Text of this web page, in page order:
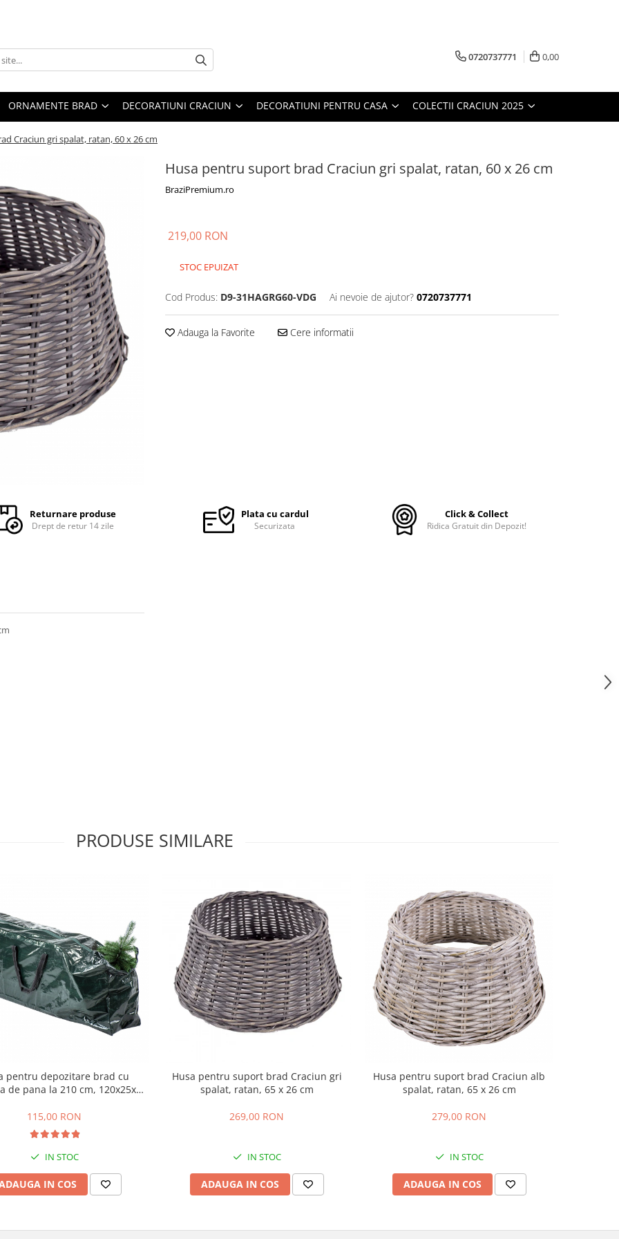
0720737771 0,00
ORNAMENTE BRAD DECORATIUNI CRACIUN DECORATIUNI PENTRU CASA COLECTII CRACIUN 2025
Craciun gri spalat, ratan, 60 x 26 cm
Husa pentru suport brad Craciun gri spalat, ratan, 60 x 26 cm
BraziPremium.ro
219,00 RON
STOC EPUIZAT
Cod Produs: D9-31HAGRG60-VDG Ai nevoie de ajutor? 0720737771
Adauga la Favorite Cere informatii
Returnare produse
Drept de retur 14 zile
Plata cu cardul
Securizata
Click & Collect
Ridica Gratuit din Depozit!
PRODUSE SIMILARE
pentru depozitare brad cu
de pana la 210 cm, 120x25x43
115,00 RON
IN STOC
IN COS
Husa pentru suport brad Craciun gri
spalat, ratan, 65 x 26 cm
269,00 RON
IN STOC
ADAUGA IN COS
Husa pentru suport brad Craciun alb
spalat, ratan, 65 x 26 cm
279,00 RON
IN STOC
ADAUGA IN COS